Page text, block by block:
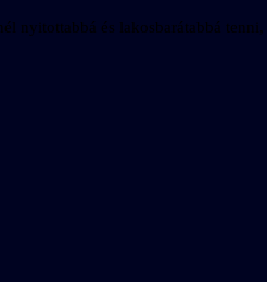
és lakosbarátabbá